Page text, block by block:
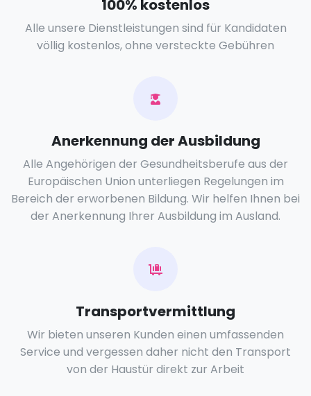
100% kostenlos
Alle unsere Dienstleistungen sind für Kandidaten
völlig kostenlos, ohne versteckte Gebühren
Anerkennung der Ausbildung
Alle Angehörigen der Gesundheitsberufe aus der
Europäischen Union unterliegen Regelungen im
Bereich der erworbenen Bildung. Wir helfen Ihnen bei
der Anerkennung Ihrer Ausbildung im Ausland.
Transportvermittlung
Wir bieten unseren Kunden einen umfassenden
Service und vergessen daher nicht den Transport
von der Haustür direkt zur Arbeit